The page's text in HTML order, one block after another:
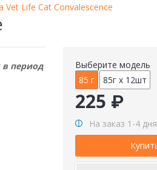
Vet Life Cat Convalescence
Выберите модель
85 г
85г х 12шт
225 ₽
На заказ 1-4 дня
период